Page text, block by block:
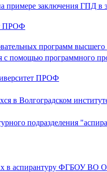
примере заключения ГПД
ПРОФ
программ высшего
с помощью программного
ПРОФ
в Волгоградском
подразделения
в аспирантуру ФГБОУ ВО